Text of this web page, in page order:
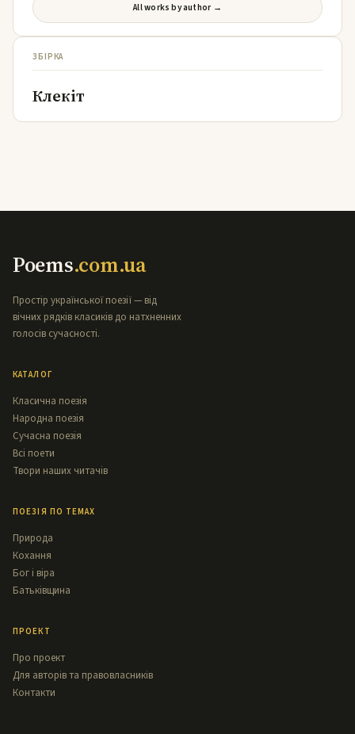
All works by author →
ЗБІРКА
Клекіт
Poems.com.ua
Простір української поезії — від
вічних рядків класиків до натхненних
голосів сучасності.
КАТАЛОГ
Класична поезія
Народна поезія
Сучасна поезія
Всі поети
Твори наших читачів
ПОЕЗІЯ ПО ТЕМАХ
Природа
Кохання
Бог і віра
Батьківщина
ПРОЕКТ
Про проект
Для авторів та правовласників
Контакти